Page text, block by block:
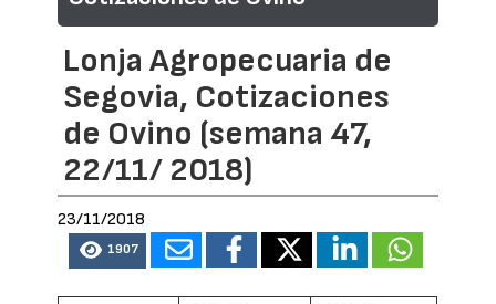
Lonja Agropecuaria de
Segovia, Cotizaciones
de Ovino (semana 47,
22/11/ 2018)
23/11/2018
1907